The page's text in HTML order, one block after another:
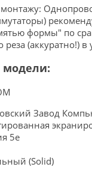
формы" по
реза (аккуратно!)
Завод
5e
(Solid)